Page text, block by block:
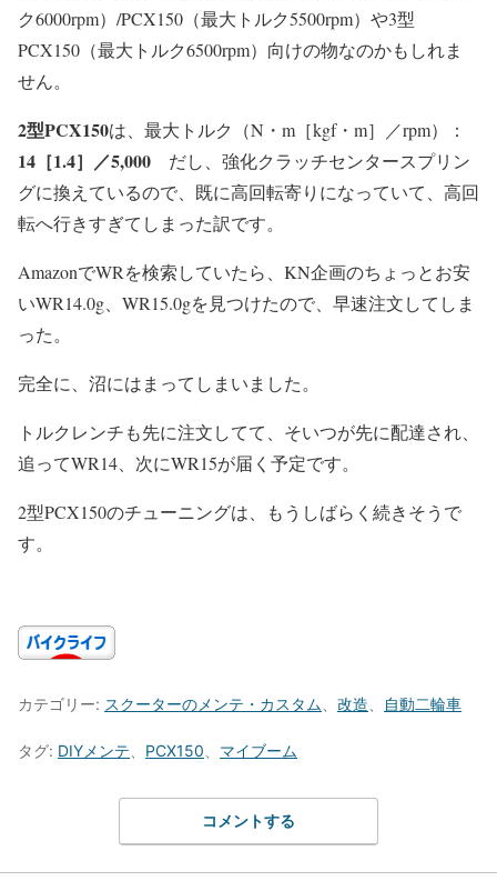
ク6000rpm） /PCX150（最大トルク5500rpm） や3型
PCX150（最大トルク6500rpm） 向けの物なのかもしれま
せん。
2型PCX150は、最大トルク（N・m［kgf・m］／rpm）：
14［1.4］／5,000 だし、 強化クラッチセンタースプリン
グに換えているので、既に高回転寄りになっていて、高回
転へ行きすぎてしまった訳です。
AmazonでWRを検索していたら、KN企画のちょっとお安
いWR14.0g、WR15.0gを見つけたので、早速注文してしま
った。
完全に、沼にはまってしまいました。
トルクレンチも先に注文してて、そいつが先に配達され、
追ってWR14、次にWR15が届く予定です。
2型PCX150のチューニングは、もうしばらく続きそうで
す。
カテゴリー: スクーターのメンテ・カスタム 改造 自動二輪車
タグ: DIYメンテ PCX150 マイブーム
コメントする